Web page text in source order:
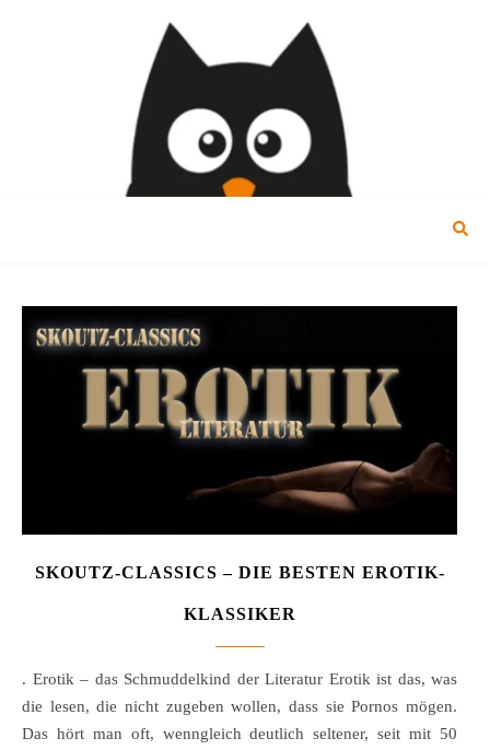
SKOUTZ-CLASSICS – DIE BESTEN EROTIK-
KLASSIKER
. Erotik – das Schmuddelkind der Literatur Erotik ist das, was
die lesen, die nicht zugeben wollen, dass sie Pornos mögen.
Das hört man oft, wenngleich deutlich seltener, seit mit 50